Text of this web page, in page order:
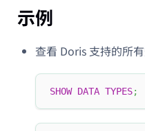
示例
查看 Doris 支持的所
SHOW DATA TYPES;